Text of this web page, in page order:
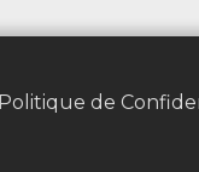
Politique de